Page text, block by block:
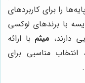
را برای کاربردهای
با برندهای لوکسی
میثم با ارائه
مناسبی برای